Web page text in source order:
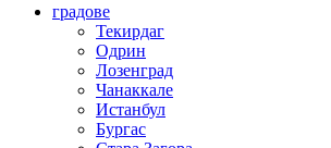
градове
Текирдаг
Одрин
Лозенград
Чанаккале
Истанбул
Бургас